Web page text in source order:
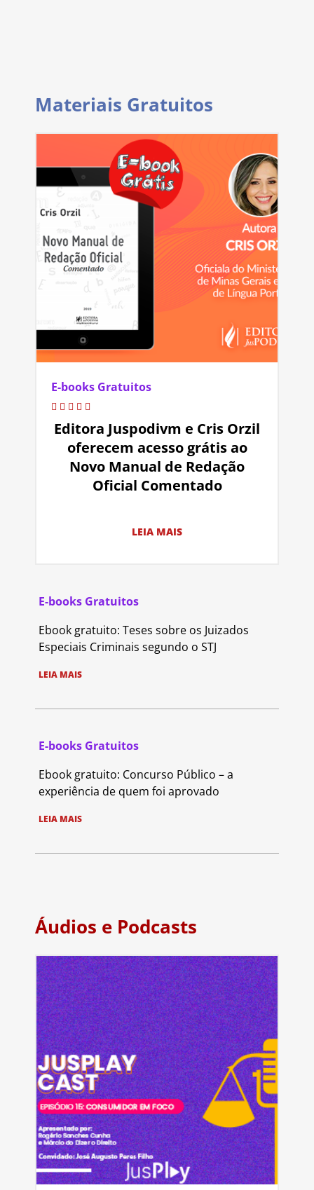
Materiais Gratuitos
E-books Gratuitos
Editora Juspodivm e Cris Orzil
oferecem acesso grátis ao
Novo Manual de Redação
Oficial Comentado
LEIA MAIS
E-books Gratuitos
Ebook gratuito: Teses sobre os Juizados
Especiais Criminais segundo o STJ
LEIA MAIS
E-books Gratuitos
Ebook gratuito: Concurso Público – a
experiência de quem foi aprovado
LEIA MAIS
Áudios e Podcasts